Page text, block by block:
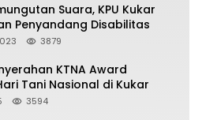
Suara, KPU Kukar
Penyandang Disabilitas
3879
KTNA Award
Tani Nasional di Kukar
3594